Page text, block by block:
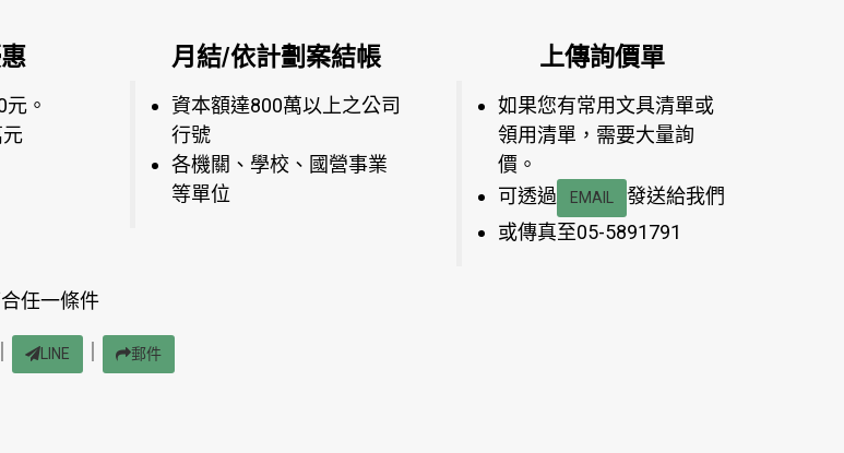
。
月結/依計劃案結帳
資本額達800萬以上之公司
行號
各機關、學校、國營事業
等單位
上傳詢價單
如果您有常用文具清單或
領用清單，需要大量詢
價。
可透過
EMAIL
發送給我們
或傳真至05-5891791
任一條件
LINE 郵件